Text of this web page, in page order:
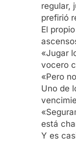
regular,
prefirió
El
«Jugar
vocero
«Pero
Uno de
está
Y es